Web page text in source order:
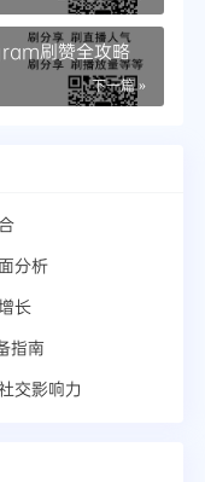
刷赞全攻略
下一篇 »
分析
长
指南
交影响力